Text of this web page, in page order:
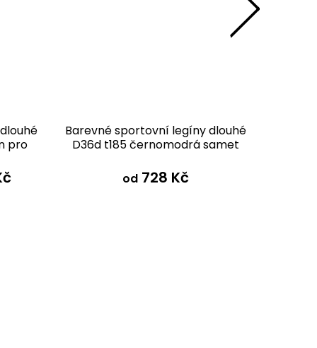
pro
Barevné sportovní legíny dlouhé
D36d t185 černomodrá samet
od728 Kč